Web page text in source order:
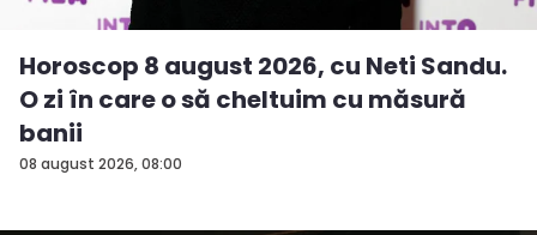
08 august 2026, 08:00
Horoscop 8 august 2026, cu Neti Sandu.
O zi în care o să cheltuim cu măsură
banii